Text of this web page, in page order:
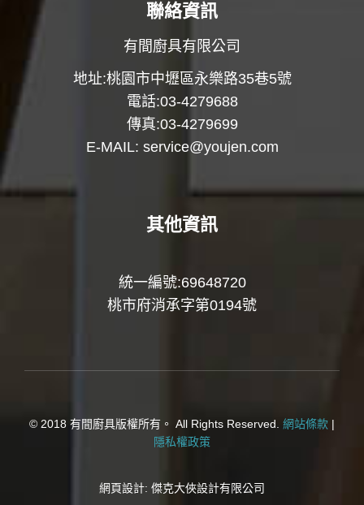
聯絡資訊
有間廚具有限公司
地址:桃園市中壢區永樂路35巷5號
電話:03-4279688
傳真:03-4279699
E-MAIL: service@youjen.com
其他資訊
統一編號:69648720
桃市府消承字第0194號
© 2018 有間廚具版權所有。 All Rights Reserved. 網站條款 |
隱私權政策
網頁設計: 傑克大俠設計有限公司